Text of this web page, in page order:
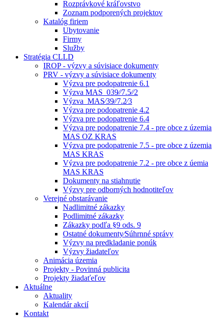
Rozprávkové kráľovstvo
Zoznam podporených projektov
Katalóg firiem
Ubytovanie
Firmy
Služby
Stratégia CLLD
IROP - výzvy a súvisiace dokumenty
PRV - výzvy a súvisiace dokumenty
Výzva pre podopatrenie 6.1
Výzva MAS_039⁄⁄7.5⁄⁄2
Výzva_MAS⁄39⁄⁄7.2⁄3
Výzva pre podopatrenie 4.2
Výzva pre podopatrenie 6.4
Výzva pre podopatrenie 7.4 - pre obce z územia
MAS OZ KRAS
Výzva pre podopatrenie 7.5 - pre obce z územia
MAS KRAS
Výzva pre podopatrenie 7.2 - pre obce z úemia
MAS KRAS
Dokumenty na stiahnutie
Výzvy pre odborných hodnotiteľov
Verejné obstarávanie
Nadlimitné zákazky
Podlimitné zákazky
Zákazky podľa §9 ods. 9
Ostatné dokumenty⁄Súhrnné správy
Výzvy na predkladanie ponúk
Výzvy žiadateľov
Animácia územia
Projekty - Povinná publicita
Projekty žiadaťeľov
Aktuálne
Aktuality
Kalendár akcií
Kontakt